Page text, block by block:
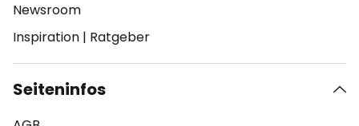
Newsroom
Inspiration | Ratgeber
Seiteninfos